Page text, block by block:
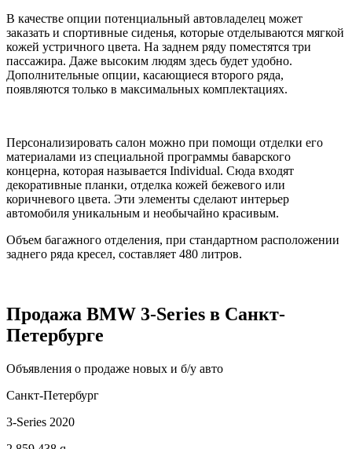
В качестве опции потенциальный автовладелец может
заказать и спортивные сиденья, которые отделываются мягкой
кожей устричного цвета. На заднем ряду поместятся три
пассажира. Даже высоким людям здесь будет удобно.
Дополнительные опции, касающиеся второго ряда,
появляются только в максимальных комплектациях.
Персонализировать салон можно при помощи отделки его
материалами из специальной программы баварского
концерна, которая называется Individual. Сюда входят
декоративные планки, отделка кожей бежевого или
коричневого цвета. Эти элементы сделают интерьер
автомобиля уникальным и необычайно красивым.
Объем багажного отделения, при стандартном расположении
заднего ряда кресел, составляет 480 литров.
Продажа BMW 3-Series в Санкт-
Петербурге
Объявления о продаже новых и б/у авто
Санкт-Петербург
3-Series 2020